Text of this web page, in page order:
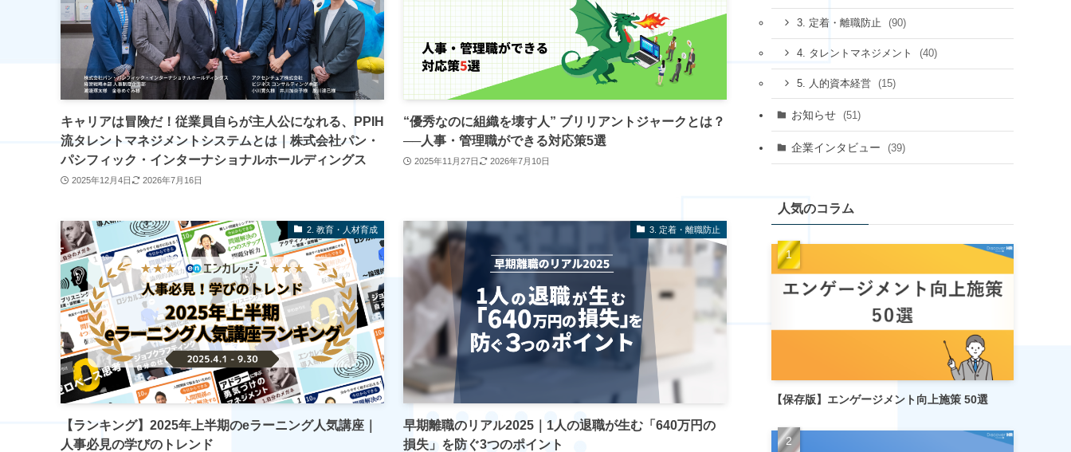
キャリアは冒険だ！従業員自らが主人公になれる、PPIH
流タレントマネジメントシステムとは｜株式会社パン・
パシフィック・インターナショナルホールディングス
2025年12月4日 2026年7月16日
“優秀なのに組織を壊す人” ブリリアントジャークとは？
──人事・管理職ができる対応策5選
2025年11月27日 2026年7月10日
2. 教育・人材育成
【ランキング】2025年上半期のeラーニング人気講座｜
人事必見の学びのトレンド
3. 定着・離職防止
早期離職のリアル2025｜1人の退職が生む「640万円の
損失」を防ぐ3つのポイント
3. 定着・離職防止 (90)
4. タレントマネジメント (40)
5. 人的資本経営 (15)
お知らせ (51)
企業インタビュー (39)
人気のコラム
【保存版】エンゲージメント向上施策 50選